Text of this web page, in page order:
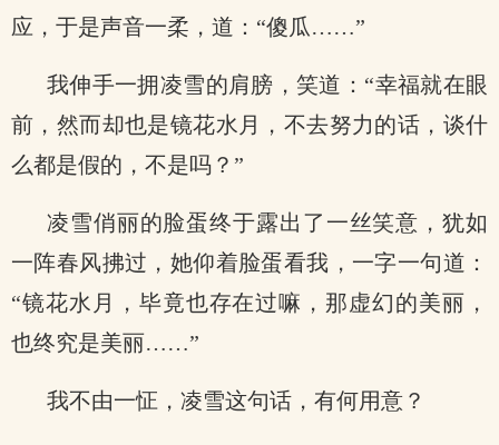
应，于是声音一柔，道：“傻瓜……”
我伸手一拥凌雪的肩膀，笑道：“幸福就在眼
前，然而却也是镜花水月，不去努力的话，谈什
么都是假的，不是吗？”
凌雪俏丽的脸蛋终于露出了一丝笑意，犹如
一阵春风拂过，她仰着脸蛋看我，一字一句道：
“镜花水月，毕竟也存在过嘛，那虚幻的美丽，
也终究是美丽……”
我不由一怔，凌雪这句话，有何用意？